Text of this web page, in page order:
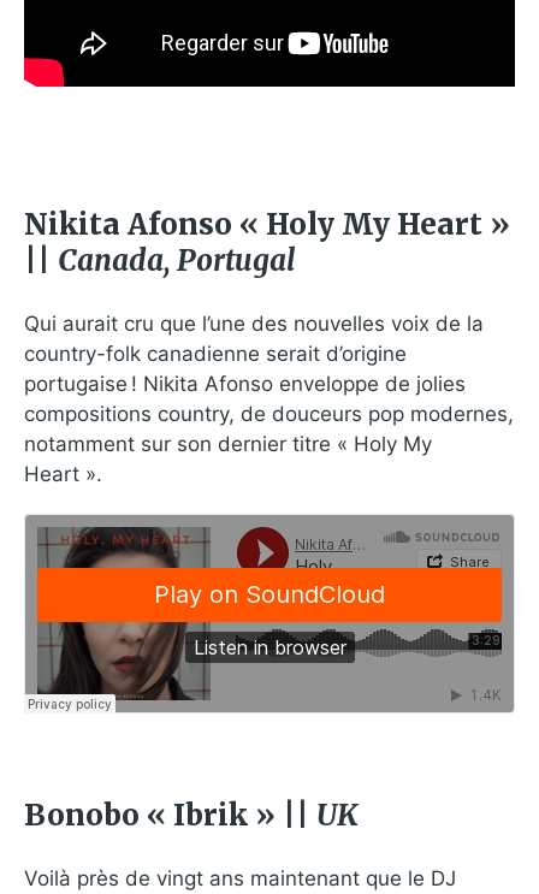
Nikita Afonso « Holy My Heart »
Canada, Portugal
Qui aurait cru que l’une des nouvelles voix de la
country-folk canadienne serait d’origine
portugaise ! Nikita Afonso enveloppe de jolies
compositions country, de douceurs pop modernes,
notamment sur son dernier titre « Holy My
Heart ».
Bonobo « Ibrik » || UK
Voilà près de vingt ans maintenant que le DJ